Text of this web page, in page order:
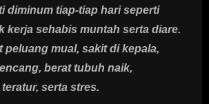
diminum tiap-tiap hari seperti
kerja sehabis muntah serta diare.
peluang mual, sakit di kepala,
berat tubuh naik,
serta stres.